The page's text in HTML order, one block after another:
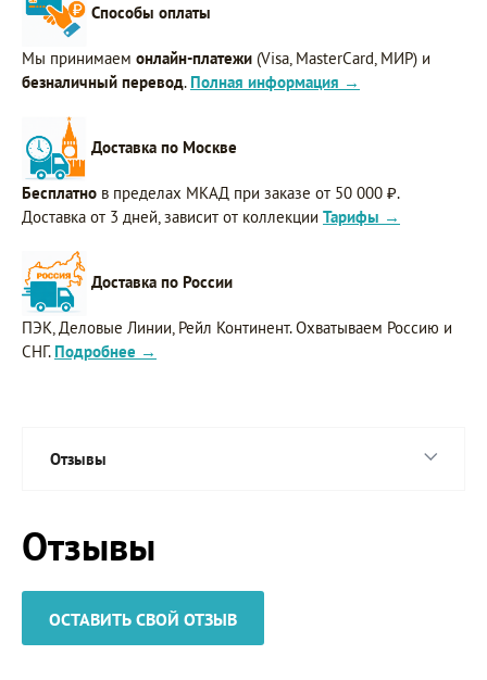
Способы оплаты
Мы принимаем онлайн-платежи (Visa, MasterCard, МИР) и
безналичный перевод. Полная информация →
Доставка по Москве
Бесплатно в пределах МКАД при заказе от 50 000 ₽.
Доставка от 3 дней, зависит от коллекции Тарифы →
Доставка по России
ПЭК, Деловые Линии, Рейл Континент. Охватываем Россию и
СНГ. Подробнее →
Отзывы
Отзывы
ОСТАВИТЬ СВОЙ ОТЗЫВ